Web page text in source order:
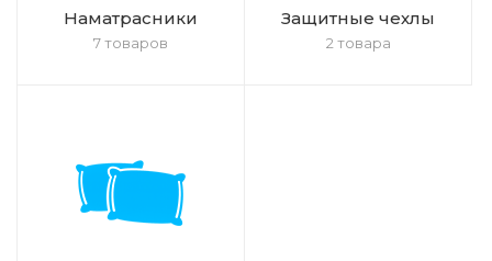
Наматрасники
7 товаров
Защитные чехлы
2 товара